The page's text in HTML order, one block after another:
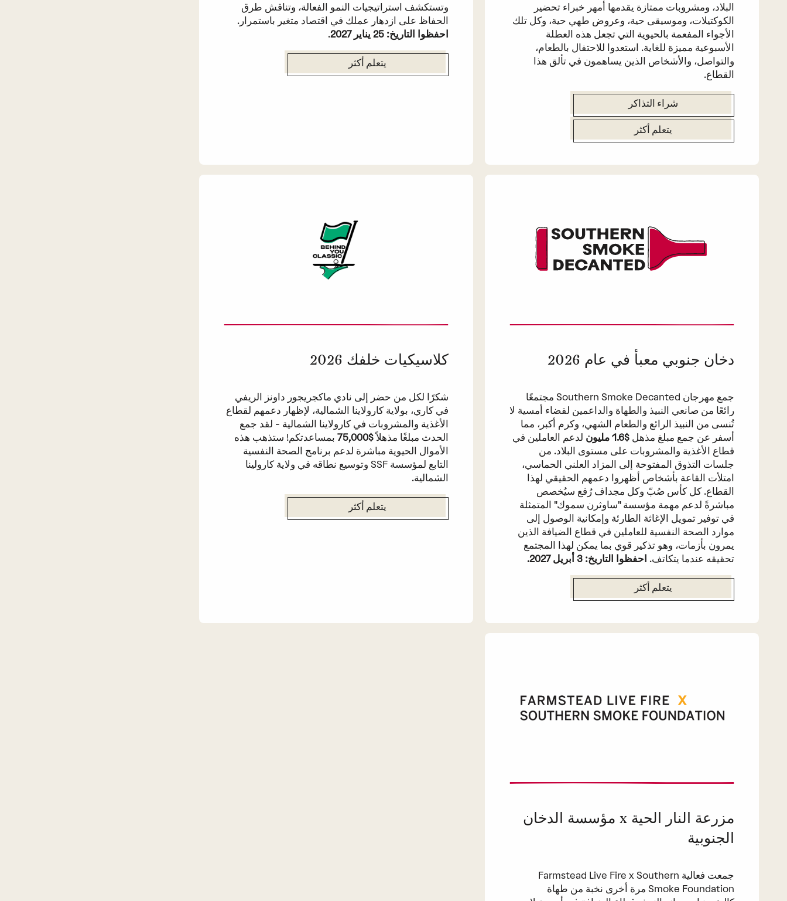
البلاد، ومشروبات ممتازة يقدمها أمهر خبراء تحضير
الكوكتيلات، وموسيقى حية، وعروض طهي حية، وكل تلك
الأجواء المفعمة بالحيوية التي تجعل هذه العطلة
الأسبوعية مميزة للغاية. استعدوا للاحتفال بالطعام،
والتواصل، والأشخاص الذين يساهمون في تألق هذا
القطاع.
شراء التذاكر
يتعلم أكثر
وتستكشف استراتيجيات النمو الفعالة، وتناقش طرق
الحفاظ على ازدهار عملك في اقتصاد متغير باستمرار.
احفظوا التاريخ: 25 يناير 2027
.
يتعلم أكثر
دخان جنوبي معبأ في عام 2026
جمع مهرجان Southern Smoke Decanted مجتمعًا
رائعًا من صانعي النبيذ والطهاة والداعمين لقضاء أمسية لا
تُنسى من النبيذ الرائع والطعام الشهي، وكرم أكبر، مما
أسفر عن جمع مبلغ مذهل$1.6 مليون
لدعم العاملين في
قطاع الأغذية والمشروبات على مستوى البلاد. من
جلسات التذوق المفتوحة إلى المزاد العلني الحماسي،
امتلأت القاعة بأشخاص أظهروا دعمهم الحقيقي لهذا
القطاع. كل كأس صُبّ وكل مجداف رُفع سيُخصص
مباشرةً لدعم مهمة مؤسسة "ساوثرن سموك" المتمثلة
في توفير تمويل الإغاثة الطارئة وإمكانية الوصول إلى
موارد الصحة النفسية للعاملين في قطاع الضيافة الذين
يمرون بأزمات، وهو تذكير قوي بما يمكن لهذا المجتمع
تحقيقه عندما يتكاتف. احفظوا التاريخ: 3 أبريل 2027.
يتعلم أكثر
كلاسيكيات خلفك 2026
شكرًا لكل من حضر إلى نادي ماكجريجور داونز الريفي
في كاري، بولاية كارولاينا الشمالية، لإظهار دعمهم لقطاع
الأغذية والمشروبات في كارولاينا الشمالية - لقد جمع
الحدث مبلغًا مذهلاً$75,000
بمساعدتكم! ستذهب هذه
الأموال الحيوية مباشرة لدعم برنامج الصحة النفسية
التابع لمؤسسة SSF وتوسيع نطاقه في ولاية كارولينا
الشمالية.
يتعلم أكثر
مزرعة النار الحية x مؤسسة الدخان
الجنوبية
جمعت فعالية Farmstead Live Fire x Southern
Smoke Foundation مرة أخرى نخبة من طهاة